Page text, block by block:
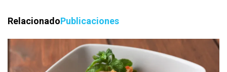
RelacionadoPublicaciones